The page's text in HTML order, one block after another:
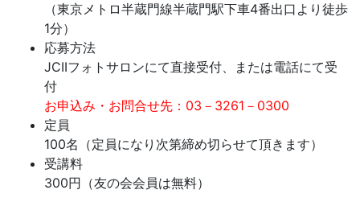
（東京メトロ半蔵門線半蔵門駅下車4番出口より徒歩
1分）
応募方法
JCIIフォトサロンにて直接受付、または電話にて受
付
お申込み・お問合せ先：03－3261－0300
定員
100名（定員になり次第締め切らせて頂きます）
受講料
300円（友の会会員は無料）